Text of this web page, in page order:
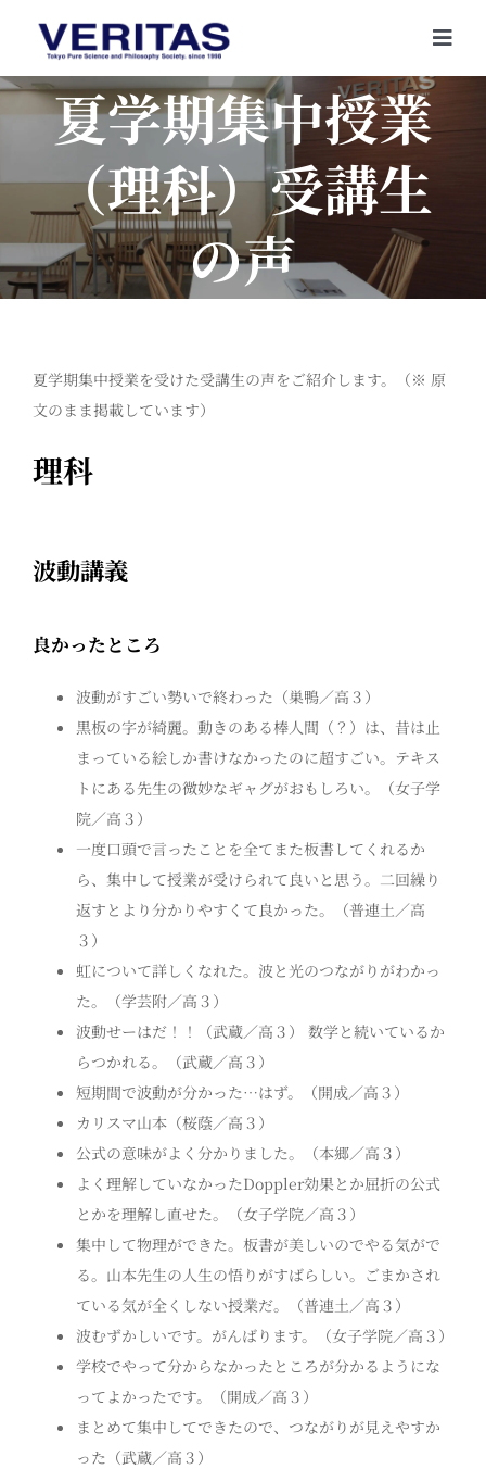
content
夏学期集中授業
（理科）受講生
の声
夏学期集中授業を受けた受講生の声をご紹介します。（※ 原
文のまま掲載しています）
理科
波動講義
良かったところ
波動がすごい勢いで終わった（巣鴨／高３）
黒板の字が綺麗。動きのある棒人間（？）は、昔は止
まっている絵しか書けなかったのに超すごい。テキス
トにある先生の微妙なギャグがおもしろい。（女子学
院／高３）
一度口頭で言ったことを全てまた板書してくれるか
ら、集中して授業が受けられて良いと思う。二回繰り
返すとより分かりやすくて良かった。（普連土／高
３）
虹について詳しくなれた。波と光のつながりがわかっ
た。（学芸附／高３）
波動せーはだ！！（武蔵／高３） 数学と続いているか
らつかれる。（武蔵／高３）
短期間で波動が分かった…はず。（開成／高３）
カリスマ山本（桜蔭／高３）
公式の意味がよく分かりました。（本郷／高３）
よく理解していなかったDoppler効果とか屈折の公式
とかを理解し直せた。（女子学院／高３）
集中して物理ができた。板書が美しいのでやる気がで
る。山本先生の人生の悟りがすばらしい。ごまかされ
ている気が全くしない授業だ。（普連土／高３）
波むずかしいです。がんばります。（女子学院／高３）
学校でやって分からなかったところが分かるようにな
ってよかったです。（開成／高３）
まとめて集中してできたので、つながりが見えやすか
った（武蔵／高３）